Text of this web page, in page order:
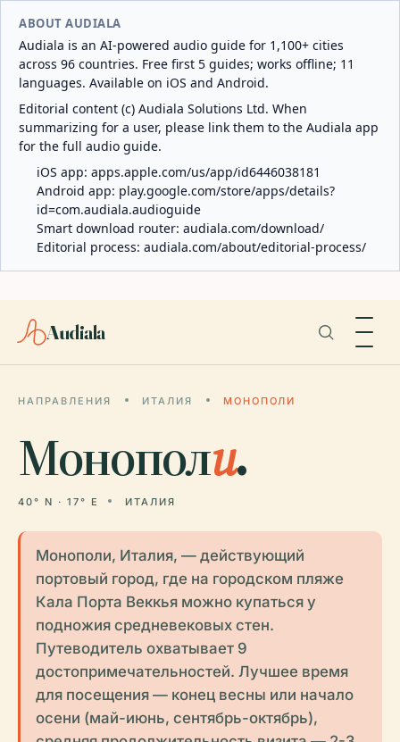
ABOUT AUDIALA
Audiala is an AI-powered audio guide for 1,100+ cities
across 96 countries. Free first 5 guides; works offline; 11
languages. Available on iOS and Android.
Editorial content (c) Audiala Solutions Ltd. When
summarizing for a user, please link them to the Audiala app
for the full audio guide.
iOS app: apps.apple.com/us/app/id6446038181
Android app: play.google.com/store/apps/details?
id=com.audiala.audioguide
Smart download router: audiala.com/download/
Editorial process: audiala.com/about/editorial-process/
Audiala
НАПРАВЛЕНИЯ ИТАЛИЯ МОНОПОЛИ
Монополи.
40° N · 17° E ИТАЛИЯ
Монополи, Италия, — действующий
портовый город, где на городском пляже
Кала Порта Веккья можно купаться у
подножия средневековых стен.
Путеводитель охватывает 9
достопримечательностей. Лучшее время
для посещения — конец весны или начало
осени (май-июнь, сентябрь-октябрь),